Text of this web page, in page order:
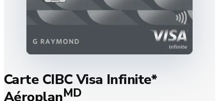
Carte CIBC Visa Infinite*
AéroplanMD